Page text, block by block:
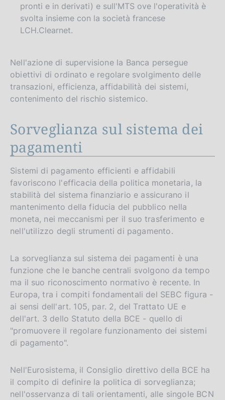
pronti e in derivati) e sull'MTS ove l'operatività è
svolta insieme con la società francese
LCH.Clearnet.
Nell'azione di supervisione la Banca persegue
obiettivi di ordinato e regolare svolgimento delle
transazioni, efficienza, affidabilità dei sistemi,
contenimento del rischio sistemico.
Sorveglianza sul sistema dei
pagamenti
Sistemi di pagamento efficienti e affidabili
favoriscono l'efficacia della politica monetaria, la
stabilità del sistema finanziario e assicurano il
mantenimento della fiducia del pubblico nella
moneta, nei meccanismi per il suo trasferimento e
nell'utilizzo degli strumenti di pagamento.
La sorveglianza sul sistema dei pagamenti è una
funzione che le banche centrali svolgono da tempo
ma il suo riconoscimento normativo è recente. In
Europa, tra i compiti fondamentali del SEBC figura -
ai sensi dell'art. 105, par. 2, del Trattato UE e
dell'art. 3 dello Statuto della BCE - quello di
"promuovere il regolare funzionamento dei sistemi
di pagamento".
Nell'Eurosistema, il Consiglio direttivo della BCE ha
il compito di definire la politica di sorveglianza;
nell'osservanza di tali orientamenti, alle singole BCN